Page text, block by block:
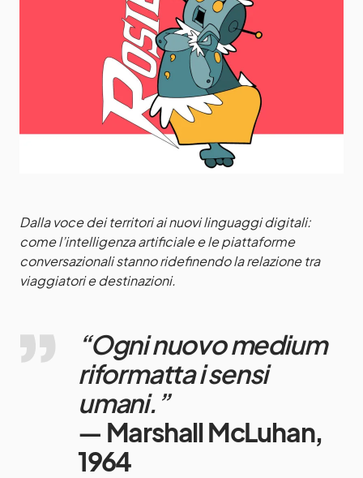
Dalla voce dei territori ai nuovi linguaggi digitali:
come l’intelligenza artificiale e le piattaforme
conversazionali stanno ridefinendo la relazione tra
viaggiatori e destinazioni.
“Ogni nuovo medium
riformatta i sensi
umani.”
— Marshall McLuhan,
1964